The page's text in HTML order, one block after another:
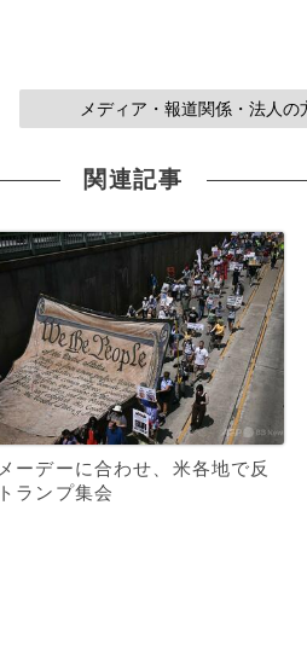
メディア・報道関係・法人
関連記事
メーデーに合わせ、米各地で反
トランプ集会